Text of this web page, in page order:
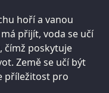
hoří a vanou
přijít, voda se učí
čímž poskytuje
Země se učí být
příležitost pro